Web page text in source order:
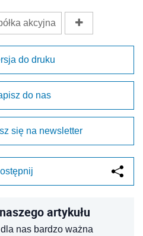
akcyjna
do druku
do nas
się na newsletter
artykułu
nas bardzo ważna